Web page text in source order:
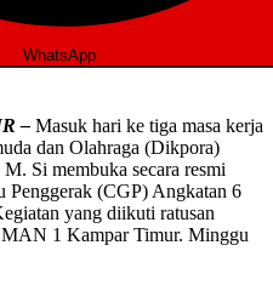
WhatsApp
– Masuk hari ke tiga masa kerja
dan Olahraga (Dikpora)
Si membuka secara resmi
Penggerak (CGP) Angkatan 6
yang diikuti ratusan
1 Kampar Timur. Minggu